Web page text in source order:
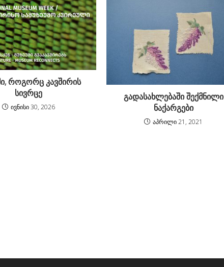
როგორც კავშირის
სივრცე
ივნისი 30, 2026
გადასახლებაში შექმნილი
ნაქარგები
აპრილი 21, 2021